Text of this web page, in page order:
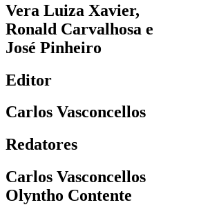
Vera Luiza Xavier,
Ronald Carvalhosa e
José Pinheiro
Editor
Carlos Vasconcellos
Redatores
Carlos Vasconcellos
Olyntho Contente